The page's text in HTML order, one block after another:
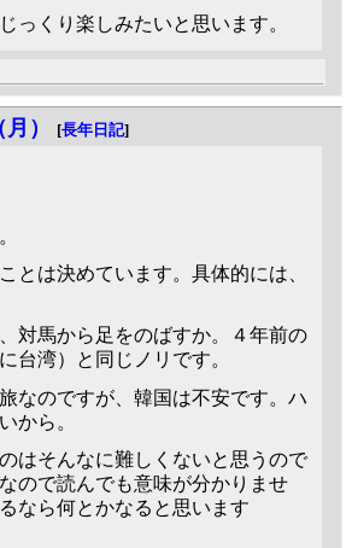
っくり楽しみたいと思います。
） [長年日記]
とは決めています。具体的には、
対馬から足をのばすか。４年前の
台湾）と同じノリです。
なのですが、韓国は不安です。ハ
から。
はそんなに難しくないと思うので
ので読んでも意味が分かりませ
なら何とかなると思います